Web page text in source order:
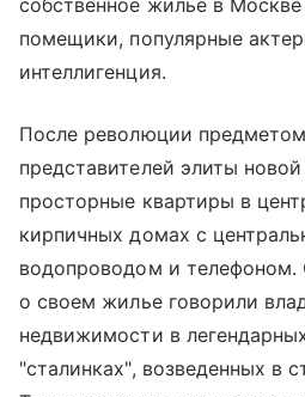
помещики, популярные
интеллигенция.
После революции
представителей элиты
просторные квартиры в
кирпичных домах с
водопроводом и
о своем жилье говорили
недвижимости в
"сталинках", возведенных в